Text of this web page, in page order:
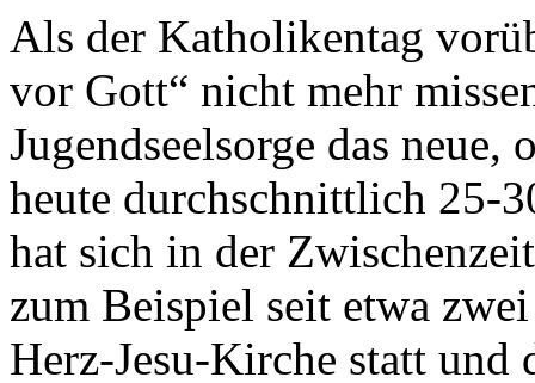
Als der Katholikentag
vor Gott“ nicht mehr
Jugendseelsorge das
heute durchschnittlich 25-
hat sich in der
zum Beispiel seit etwa
Herz-Jesu-Kirche statt